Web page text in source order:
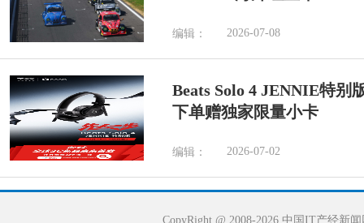
编辑： 2026-07-08
Beats Solo 4 JENNIE特别
下单赠独家限量小卡
编辑： 2026-07-02
CopyRight @ 2008-2026 中国IT产经新